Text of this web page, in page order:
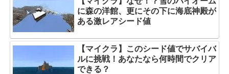
に森の洋館、更にその下に海底神殿が
ある激レアシード値
【マイクラ】このシード値でサバイバ
ルに挑戦！あなたなら何時間でクリア
できる？